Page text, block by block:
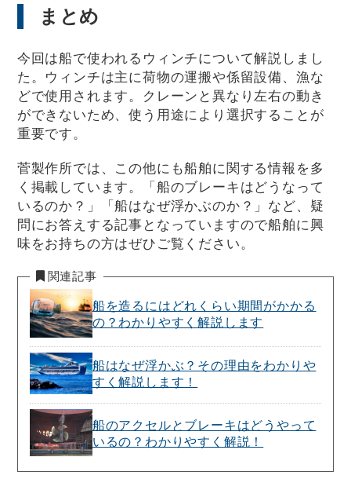
まとめ
今回は船で使われるウィンチについて解説しまし
た。ウィンチは主に荷物の運搬や係留設備、漁な
どで使用されます。クレーンと異なり左右の動き
ができないため、使う用途により選択することが
重要です。
菅製作所では、この他にも船舶に関する情報を多
く掲載しています。「船のブレーキはどうなって
いるのか？」「船はなぜ浮かぶのか？」など、疑
問にお答えする記事となっていますので船舶に興
味をお持ちの方はぜひご覧ください。
関連記事
船を造るにはどれくらい期間がかかる
の？わかりやすく解説します
船はなぜ浮かぶ？その理由をわかりや
すく解説します！
船のアクセルとブレーキはどうやって
いるの？わかりやすく解説！